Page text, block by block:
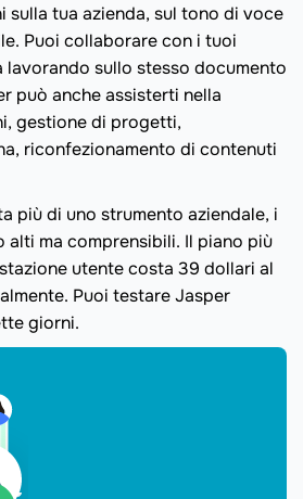
sulla tua azienda, sul tono di voce
Puoi collaborare con i tuoi
lavorando sullo stesso documento
può anche assisterti nella
gestione di progetti,
riconfezionamento di contenuti
più di uno strumento aziendale, i
ma comprensibili. Il piano più
utente costa 39 dollari al
Puoi testare Jasper
giorni.